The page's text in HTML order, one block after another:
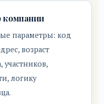
компании
параметры: код
возраст
логику